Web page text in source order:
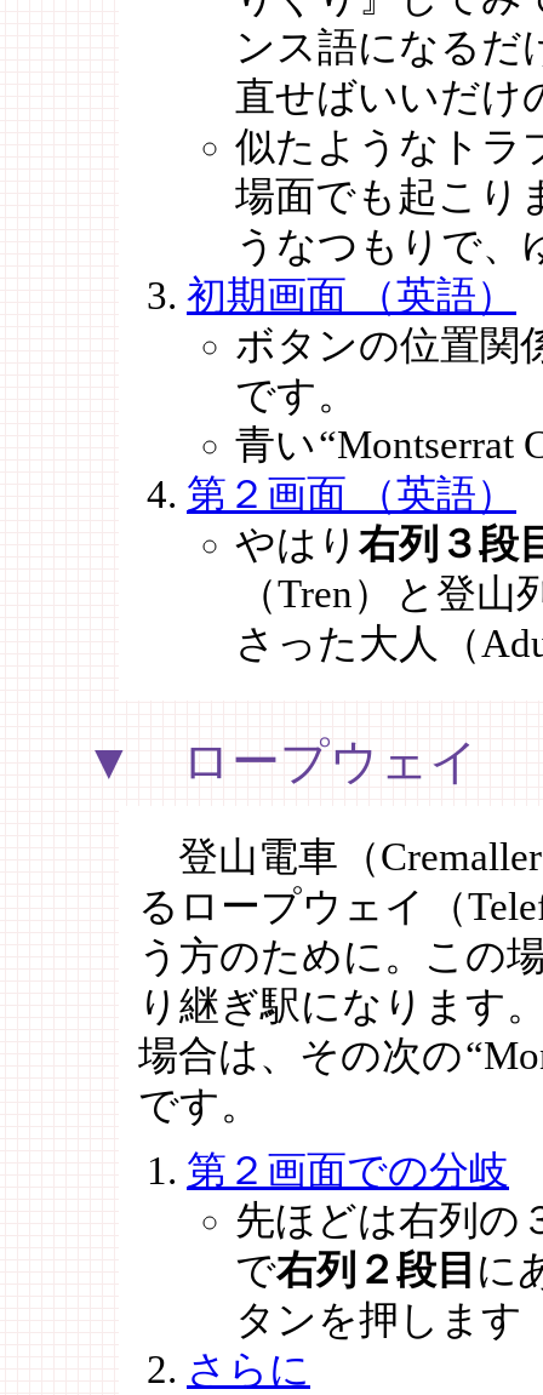
ンス語になるだ
直せばいいだけ
似たようなトラ
場面でも起こり
うなつもりで、
初期画面 （英語）
ボタンの位置関
です。
青い“Montserrat
第２画面 （英語）
やはり 右列３段
（Tren）
と登山
さった大人
（
▼ ロープウェイ
登山電車 （
るロープウェイ
（
う方のために。この
り継ぎ駅になります
場合は、その次の
です。
第２画面での分岐
先ほどは右列の
で右列２段目 に
タンを押します
さらに